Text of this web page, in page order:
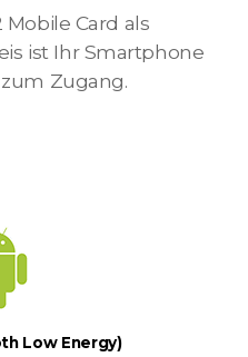
Mobile Card als
ist Ihr Smartphone
Zugang.
Low Energy)